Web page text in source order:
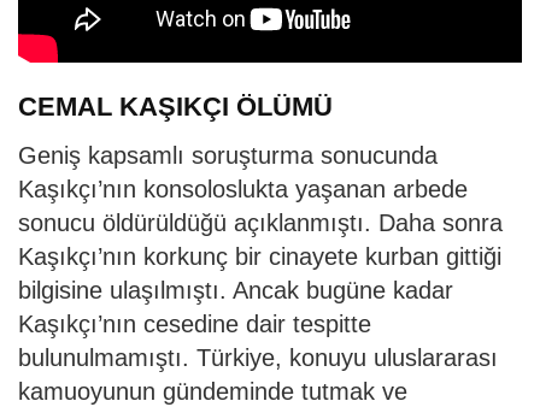
CEMAL KAŞIKÇI ÖLÜMÜ
Geniş kapsamlı soruşturma sonucunda
Kaşıkçı’nın konsoloslukta yaşanan arbede
sonucu öldürüldüğü açıklanmıştı. Daha sonra
Kaşıkçı’nın korkunç bir cinayete kurban gittiği
bilgisine ulaşılmıştı. Ancak bugüne kadar
Kaşıkçı’nın cesedine dair tespitte
bulunulmamıştı. Türkiye, konuyu uluslararası
kamuoyunun gündeminde tutmak ve